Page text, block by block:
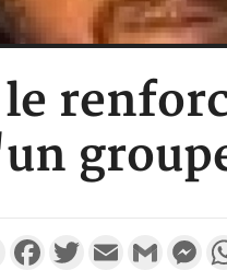
PartagerFacebookTwitterEmail Gmail